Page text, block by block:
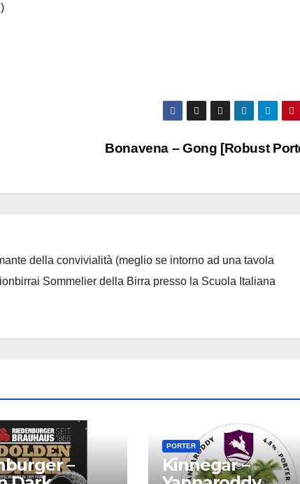
Bonavena – Gong [Robust
della convivialità (meglio se intorno ad una tavola
Sommelier della Birra presso la Scuola Italiana
–
PORTER
Kinnegar –